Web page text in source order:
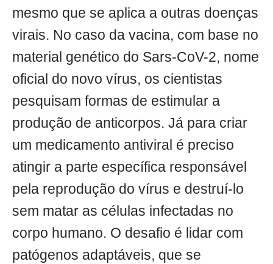
mesmo que se aplica a outras doenças
virais. No caso da vacina, com base no
material genético do Sars-CoV-2, nome
oficial do novo vírus, os cientistas
pesquisam formas de estimular a
produção de anticorpos. Já para criar
um medicamento antiviral é preciso
atingir a parte específica responsável
pela reprodução do vírus e destruí-lo
sem matar as células infectadas no
corpo humano. O desafio é lidar com
patógenos adaptáveis, que se